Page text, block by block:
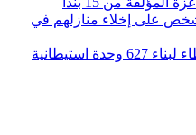
تجبر 20 ألف شخص على إخلاء منازلهم في
الاحتلال الإسرائيلي يطرح عطاء لبناء 627 وحدة استيطانية